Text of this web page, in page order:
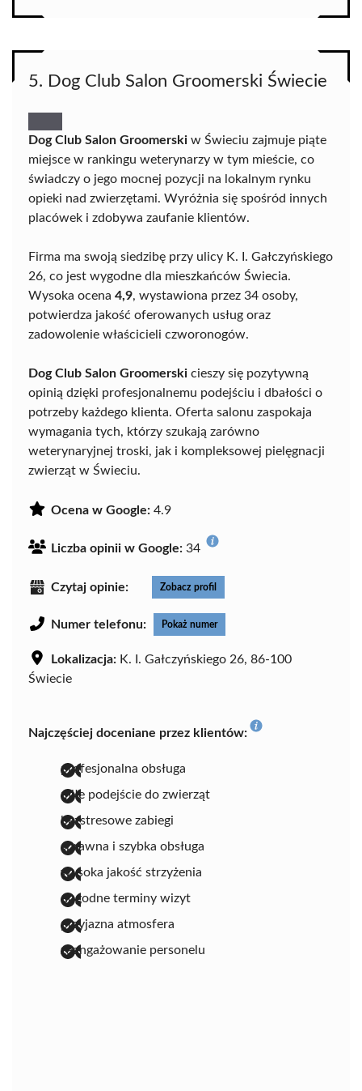
5. Dog Club Salon Groomerski Świecie
Dog Club Salon Groomerski w Świeciu zajmuje piąte
miejsce w rankingu weterynarzy w tym mieście, co
świadczy o jego mocnej pozycji na lokalnym rynku
opieki nad zwierzętami. Wyróżnia się spośród innych
placówek i zdobywa zaufanie klientów.
Firma ma swoją siedzibę przy ulicy K. I. Gałczyńskiego
26, co jest wygodne dla mieszkańców Świecia.
Wysoka ocena 4,9, wystawiona przez 34 osoby,
potwierdza jakość oferowanych usług oraz
zadowolenie właścicieli czworonogów.
Dog Club Salon Groomerski cieszy się pozytywną
opinią dzięki profesjonalnemu podejściu i dbałości o
potrzeby każdego klienta. Oferta salonu zaspokaja
wymagania tych, którzy szukają zarówno
weterynaryjnej troski, jak i kompleksowej pielęgnacji
zwierząt w Świeciu.
Ocena w Google: 4.9
Liczba opinii w Google: 34
Czytaj opinie: Zobacz profil
Numer telefonu: Pokaż numer
Lokalizacja: K. I. Gałczyńskiego 26, 86-100
Świecie
Najczęściej doceniane przez klientów:
profesjonalna obsługa
miłe podejście do zwierząt
bezstresowe zabiegi
sprawna i szybka obsługa
wysoka jakość strzyżenia
dogodne terminy wizyt
przyjazna atmosfera
zaangażowanie personelu